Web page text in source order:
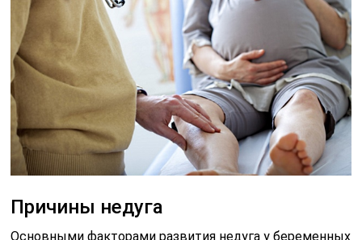
Причины недуга
Основными факторами развития недуга у беременных